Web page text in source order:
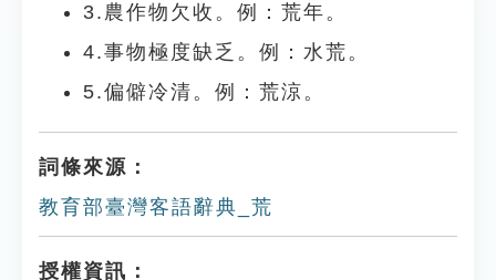
3.農作物欠收。例：荒年。
4.事物極度缺乏。例：水荒。
5.偏僻冷清。例：荒涼。
詞條來源：
教育部臺灣客語辭典_荒
授權資訊：